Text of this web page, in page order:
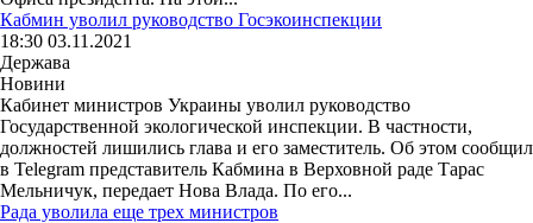
Кабмин уволил руководство Госэкоинспекции
18:30 03.11.2021
Держава
Новини
Кабинет министров Украины уволил руководство
Государственной экологической инспекции. В частности,
должностей лишились глава и его заместитель. Об этом сообщил
в Telegram представитель Кабмина в Верховной раде Тарас
Мельничук, передает Нова Влада. По его...
Рада уволила еще трех министров